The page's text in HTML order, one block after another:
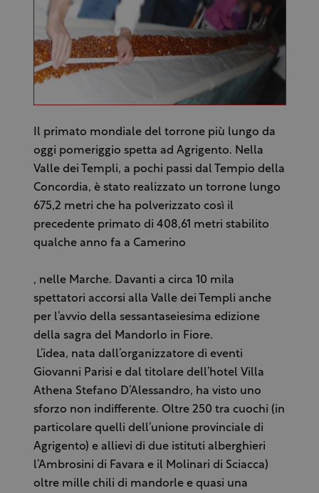
Il primato mondiale del torrone più lungo da
oggi pomeriggio spetta ad Agrigento. Nella
Valle dei Templi, a pochi passi dal Tempio della
Concordia, è stato realizzato un torrone lungo
675,2 metri che ha polverizzato così il
precedente primato di 408,61 metri stabilito
qualche anno fa a Camerino
, nelle Marche. Davanti a circa 10 mila
spettatori accorsi alla Valle dei Templi anche
per l’avvio della sessantaseiesima edizione
della sagra del Mandorlo in Fiore.
L’idea, nata dall’organizzatore di eventi
Giovanni Parisi e dal titolare dell’hotel Villa
Athena Stefano D’Alessandro, ha visto uno
sforzo non indifferente. Oltre 250 tra cuochi (in
particolare quelli dell’unione provinciale di
Agrigento) e allievi di due istituti alberghieri
l’Ambrosini di Favara e il Molinari di Sciacca)
oltre mille chili di mandorle e quasi una